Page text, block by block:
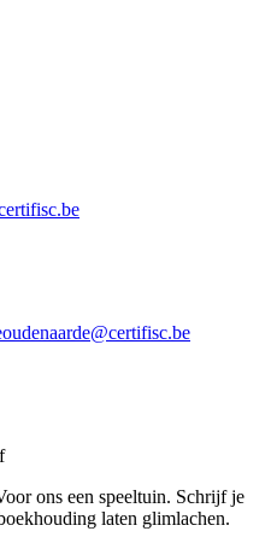
oudenaarde@certifisc.be
ons een speeltuin. Schrijf je
laten glimlachen.